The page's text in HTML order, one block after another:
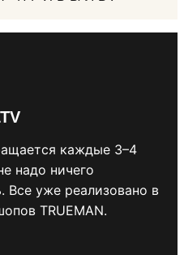
каждые 3–4
надо ничего
Все уже реализовано в
TRUEMAN.